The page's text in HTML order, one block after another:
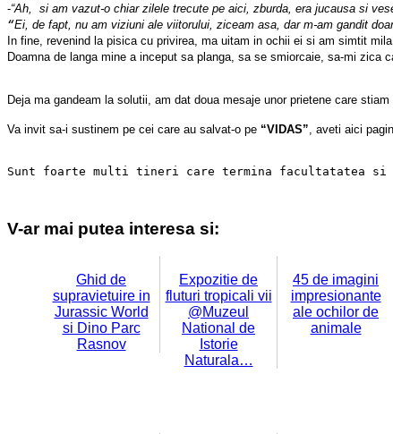
-“Ah,  si am vazut-o chiar zilele trecute pe aici, zburda, era jucausa si
“Ei, de fapt, nu am viziuni ale viitorului, ziceam asa, dar m-am gandit
In fine, revenind la pisica cu privirea, ma uitam in ochii ei si am simtit
Doamna de langa mine a inceput sa planga, sa se smiorcaie, sa-mi
Deja ma gandeam la solutii, am dat doua mesaje unor prietene care
Va invit sa-i sustinem pe cei care au salvat-o pe “VIDAS” , aveti aici
Sunt foarte multi tineri care termina facultatatea si
V-ar mai putea interesa si:
Ghid de
supravietuire in
Jurassic World
si Dino Parc
Rasnov
Expozitie de
fluturi tropicali vii
@Muzeul
National de
Istorie
Naturala…
45 de imagini
impresionante
ale ochilor de
animale